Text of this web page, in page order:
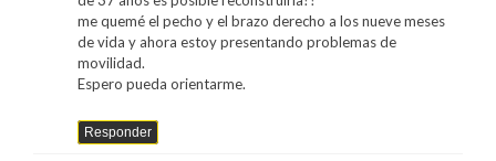
me quemé el pecho y el brazo derecho a los nueve meses
de vida y ahora estoy presentando problemas de
movilidad.
Espero pueda orientarme.
Responder